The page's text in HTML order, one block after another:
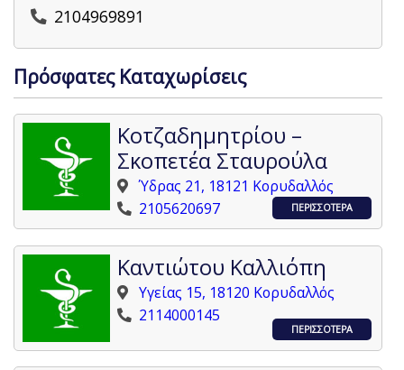
2104969891
Πρόσφατες Καταχωρίσεις
Κοτζαδημητρίου –
Σκοπετέα Σταυρούλα
Ύδρας 21, 18121 Κορυδαλλός
2105620697
ΠΕΡΙΣΣΟΤΕΡΑ
Καντιώτου Καλλιόπη
Υγείας 15, 18120 Κορυδαλλός
2114000145
ΠΕΡΙΣΣΟΤΕΡΑ